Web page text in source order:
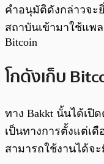
คำอนุมัติดังกล่าวจะ
สถาบันเข้ามาใช้แ
Bitcoin
โกดังเก็บ
ทาง Bakkt นั้นได้เปิ
เป็นทางการตั้งแต่เ
สามารถใช้งานได้จะ